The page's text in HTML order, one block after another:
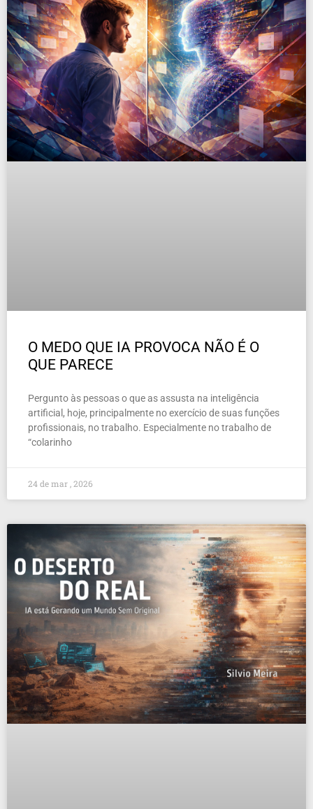
O MEDO QUE IA PROVOCA NÃO É O
QUE PARECE
Pergunto às pessoas o que as assusta na inteligência
artificial, hoje, principalmente no exercício de suas funções
profissionais, no trabalho. Especialmente no trabalho de
“colarinho
24 de mar , 2026